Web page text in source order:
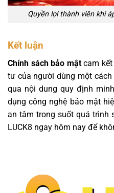
Quyền lợi thành viên khi
Kết luận
Chính sách bảo mậtcam kết
tư của người dùng một
qua nội dung quy định
dụng công nghệ bảo mật
an tâm trong suốt quá trình
LUCK8 ngay hôm nay để